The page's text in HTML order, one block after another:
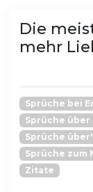
Die
mehr
Sprüche bei
Sprüche über
Sprüche
Sprüche zum
Zitate